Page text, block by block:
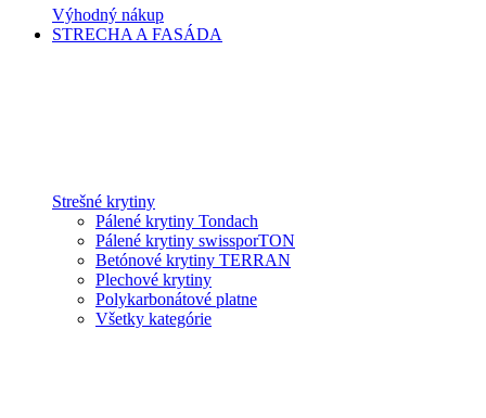
Výhodný nákup
STRECHA A FASÁDA
Strešné krytiny
Pálené krytiny Tondach
Pálené krytiny swissporTON
Betónové krytiny TERRAN
Plechové krytiny
Polykarbonátové platne
Všetky kategórie